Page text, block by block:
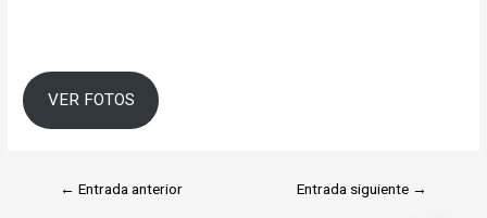
VER FOTOS
← Entrada anterior Entrada siguiente →